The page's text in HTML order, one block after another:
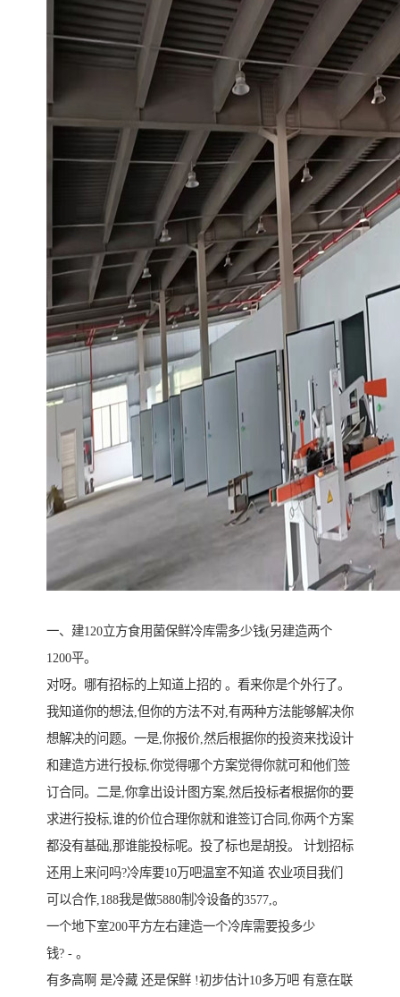
一、建120立方食用菌保鲜冷库需多少钱(另建造两个
1200平。
对呀。哪有招标的上知道上招的 。看来你是个外行了。
我知道你的想法,但你的方法不对,有两种方法能够解决你
想解决的问题。一是,你报价,然后根据你的投资来找设计
和建造方进行投标,你觉得哪个方案觉得你就可和他们签
订合同。二是,你拿出设计图方案,然后投标者根据你的要
求进行投标,谁的价位合理你就和谁签订合同,你两个方案
都没有基础,那谁能投标呢。投了标也是胡投。 计划招标
还用上来问吗?冷库要10万吧温室不知道 农业项目我们
可以合作,188我是做5880制冷设备的3577,。
一个地下室200平方左右建造一个冷库需要投多少
钱? - 。
有多高啊 是冷藏 还是保鲜 !初步估计10多万吧 有意在联